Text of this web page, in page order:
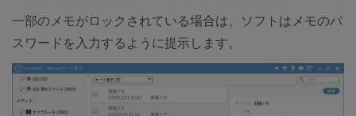
一部のメモがロックされている場合は、ソフトはメモのパ
スワードを入力するように提示します。